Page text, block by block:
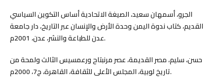
الجرو، أسمهان سعيد، الصيغة الاتحادية أساس التكوين السياسي
القديم، كتاب ندوة اليمن وحدة الأرض والإنسان عبر التاريخ، دار جامعة
عدن للطباعة والنشر، عدن، 2001م.
حسن، سليم، مصر القديمة، عصر مرنبتاح ورعمسيس الثالث ولمحة من
تاريخ لوبية، المجلس الأعلى للثقافة، القاهرة، ج7، 2000م.